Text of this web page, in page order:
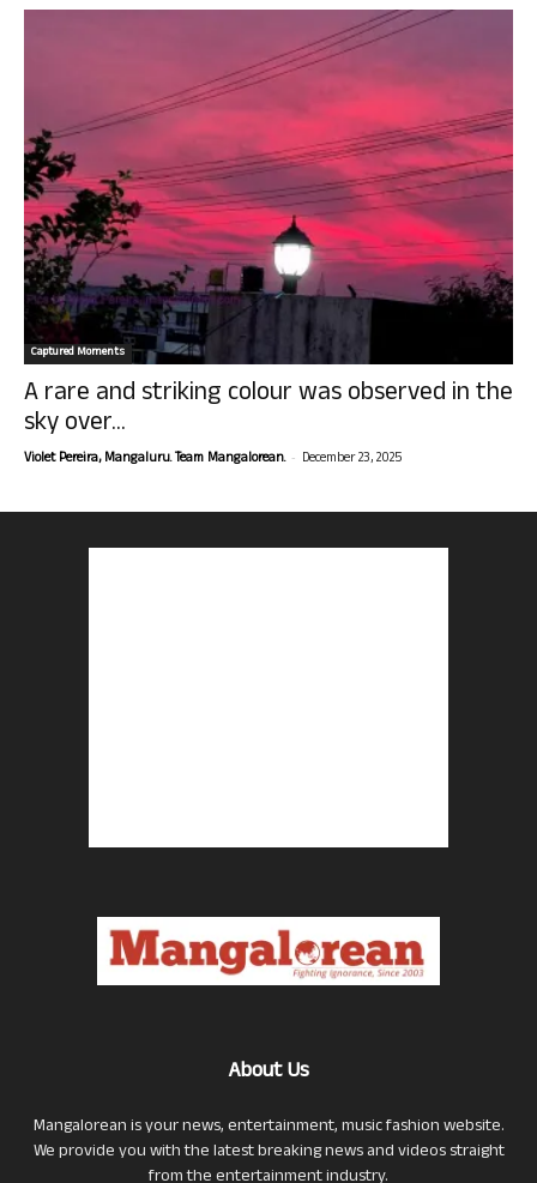
Captured Moments
A rare and striking colour was observed in the
sky over...
Violet Pereira, Mangaluru. Team Mangalorean. - December 23, 2025
About Us
Mangalorean is your news, entertainment, music fashion website.
We provide you with the latest breaking news and videos straight
from the entertainment industry.